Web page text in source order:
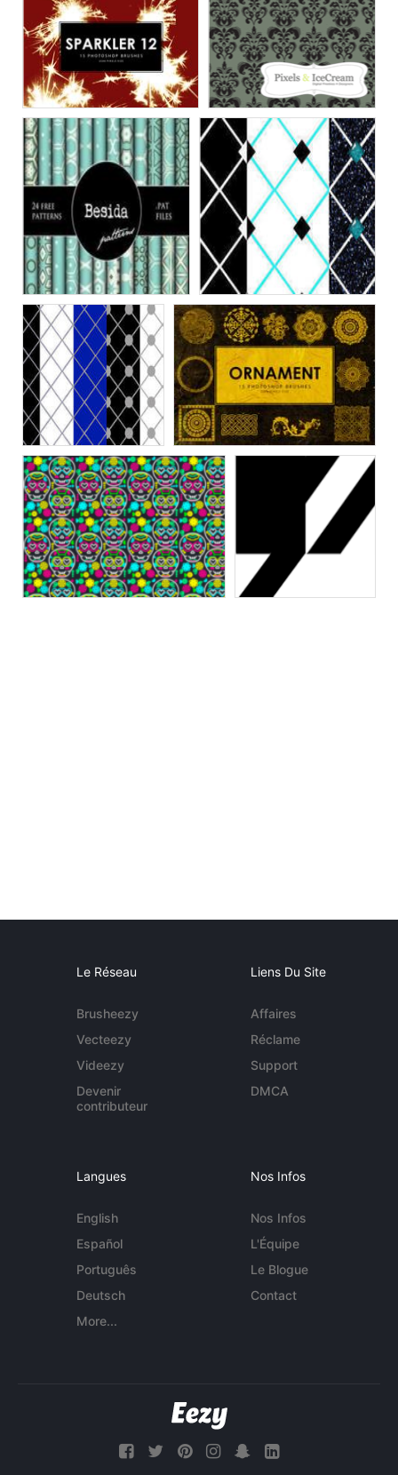
Le Réseau
Brusheezy
Vecteezy
Videezy
Devenir
contributeur
Liens Du Site
Affaires
Réclame
Support
DMCA
Langues
English
Español
Português
Deutsch
More...
Nos Infos
Nos Infos
L'Équipe
Le Blogue
Contact